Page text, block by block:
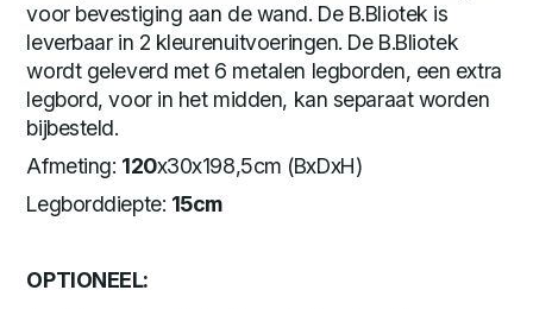
voor bevestiging aan de wand. De B.Bliotek is
leverbaar in 2 kleurenuitvoeringen. De B.Bliotek
wordt geleverd met 6 metalen legborden, een extra
legbord, voor in het midden, kan separaat worden
bijbesteld.
Afmeting: 120x30x198,5cm (BxDxH)
Legborddiepte: 15cm
OPTIONEEL: